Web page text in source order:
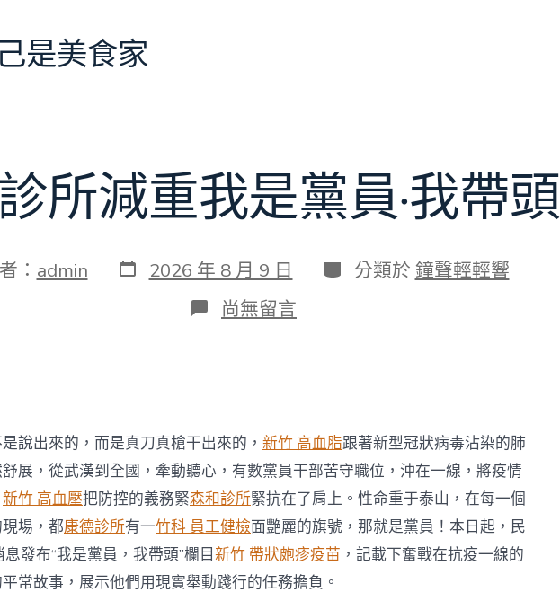
是美食家
所減重我是黨員·我帶頭
： admin 發
表
2026 年 8 月 9 日 分
類
分類於 鐘聲輕輕響
在
〈森
我
是
黨
員
·
我
帶
頭〉
中
尚無留言
說出來的，而是真刀真槍干出來的， 新竹 高血脂跟著新型冠狀病毒沾染的肺
展，從武漢到全國，牽動聽心，有數黨員干部苦守職位，沖在一線，將疫情
新竹 高血壓把防控的義務緊森和診所緊抗在了肩上。性命重于泰山，在每一個
場，都康德診所有一竹科 員工健檢面艷麗的旗號，那就是黨員！本日起，民
息發布“我是黨員，我帶頭”欄目新竹 帶狀皰疹疫苗 ，記載下奮戰在抗疫一線的
常故事，展示他們用現實舉動踐行的任務擔負。